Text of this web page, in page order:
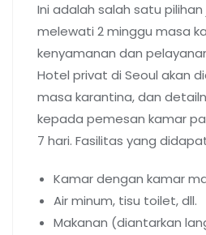
Ini adalah salah satu pilihan
melewati 2 minggu masa
kenyamanan dan
Hotel privat di Seoul akan
masa karantina, dan
kepada pemesan kamar
7 hari. Fasilitas yang
Kamar dengan kamar
Air minum, tisu toilet, dll.
Makanan (diantarkan